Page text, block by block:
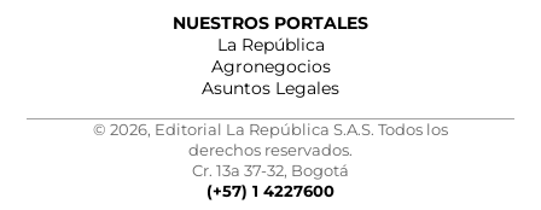
NUESTROS PORTALES
La República
Agronegocios
Asuntos Legales
© 2026, Editorial La República S.A.S. Todos los
derechos reservados.
Cr. 13a 37-32, Bogotá
(+57) 1 4227600